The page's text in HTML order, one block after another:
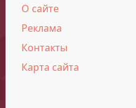
О сайте
Реклама
Контакты
Карта сайта